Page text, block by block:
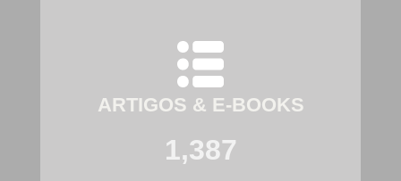
ARTIGOS & E-BOOKS
1,387